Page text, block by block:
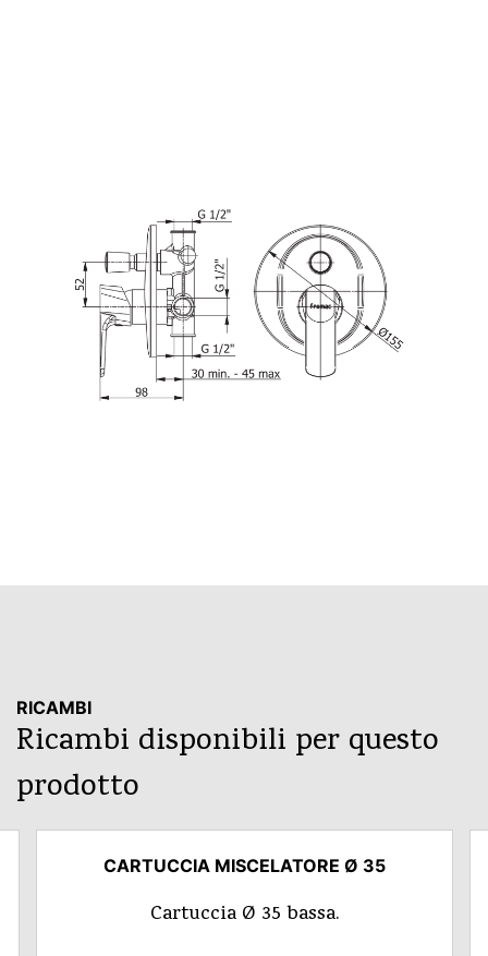
RICAMBI
Ricambi disponibili per questo
prodotto
CARTUCCIA MISCELATORE Ø 35
Cartuccia Ø 35 bassa.